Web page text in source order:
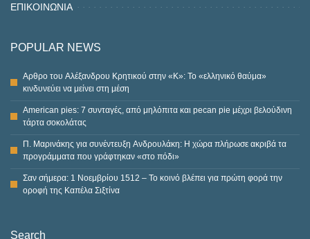
ΕΠΙΚΟΙΝΩΝΙΑ
POPULAR NEWS
Αρθρο του Αλέξανδρου Κρητικού στην «Κ»: Το «ελληνικό θαύμα»
κινδυνεύει να μείνει στη μέση
American pies: 7 συνταγές, από μηλόπιτα και pecan pie μέχρι βελούδινη
τάρτα σοκολάτας
Π. Μαρινάκης για συνέντευξη Ανδρουλάκη: Η χώρα πλήρωσε ακριβά τα
προγράμματα που γράφτηκαν «στο πόδι»
Σαν σήμερα: 1 Νοεμβρίου 1512 – Το κοινό βλέπει για πρώτη φορά την
οροφή της Καπέλα Σιξτίνα
Search